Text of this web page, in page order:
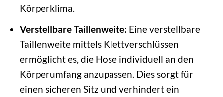
Körperklima.
Verstellbare Taillenweite: Eine verstellbare
Taillenweite mittels Klettverschlüssen
ermöglicht es, die Hose individuell an den
Körperumfang anzupassen. Dies sorgt für
einen sicheren Sitz und verhindert ein